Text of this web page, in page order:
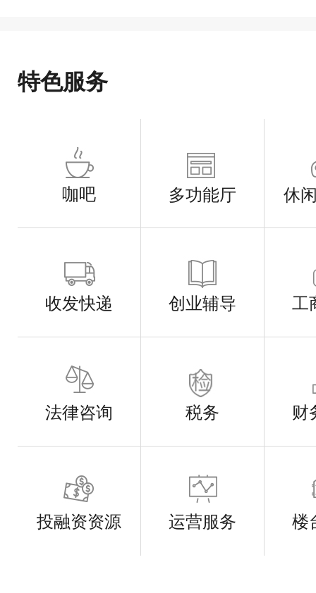
特色服务
咖吧 多功能厅 休
收发快递 创业辅导 工
法律咨询 税务 财
投融资资源 运营服务 楼